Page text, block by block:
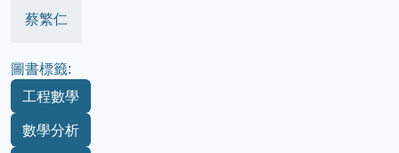
蔡繁仁
圖書標籤:
工程數學
數學分析